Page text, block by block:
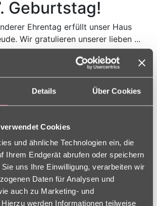
Details Über Cookies
Cookies
und ähnliche Technologien ein, die
Ihrem Endgerät abrufen oder speichern
uns Ihre Einwilligung, verarbeiten wir
Daten für Analysen und
auch zu Marketing- und
werden Informationen teilweise
Geburtstag!
Ehrentag erfüllt unser Haus
Wir gratulieren unserer lieben ...
Glückwunsch
unseres
2026!
spannenden Spieltagen ist unser